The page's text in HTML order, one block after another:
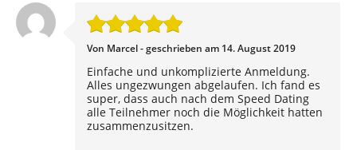
Von Marcel - geschrieben am 14. August 2019
Einfache und unkomplizierte Anmeldung.
Alles ungezwungen abgelaufen. Ich fand es
super, dass auch nach dem Speed Dating
alle Teilnehmer noch die Möglichkeit hatten
zusammenzusitzen.